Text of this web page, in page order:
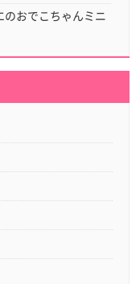
おでこちゃんミニ